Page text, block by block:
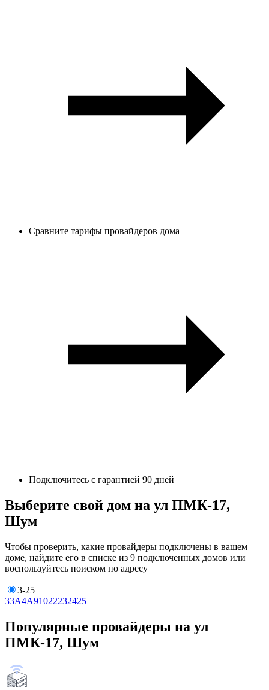
Сравните тарифы провайдеров дома
Подключитесь с гарантией 90 дней
Выберите свой дом на ул ПМК-17,
Шум
Чтобы проверить, какие провайдеры подключены в вашем
доме, найдите его в списке из 9 подключенных домов или
воспользуйтесь поиском по адресу
3-25
33А4А91022232425
Популярные провайдеры на ул
ПМК-17, Шум